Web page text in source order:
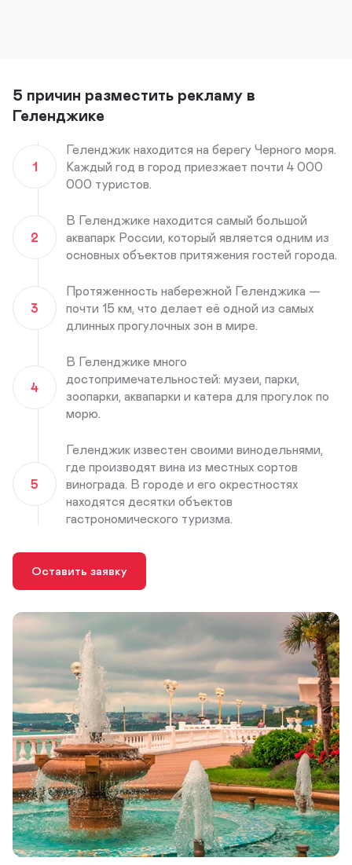
5 причин разместить рекламу в
Геленджике
1
Геленджик находится на берегу Черного моря.
Каждый год в город приезжает почти 4 000
000 туристов.
2
В Геленджике находится самый большой
аквапарк России, который является одним из
основных объектов притяжения гостей города.
3
Протяженность набережной Геленджика —
почти 15 км, что делает её одной из самых
длинных прогулочных зон в мире.
4
В Геленджике много
достопримечательностей: музеи, парки,
зоопарки, аквапарки и катера для прогулок по
морю.
5
Геленджик известен своими винодельнями,
где производят вина из местных сортов
винограда. В городе и его окрестностях
находятся десятки объектов
гастрономического туризма.
Оставить заявку